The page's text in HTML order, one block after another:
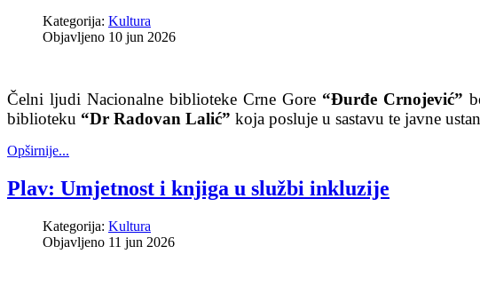
Kategorija: Kultura
Objavljeno 10 jun 2026
Čelni ljudi Nacionalne biblioteke Crne Gore “Đurđe Crnojević”
biblioteku “Dr Radovan Lalić” koja posluje u sastavu te javne
Opširnije...
Plav: Umjetnost i knjiga u službi inkluzije
Kategorija: Kultura
Objavljeno 11 jun 2026